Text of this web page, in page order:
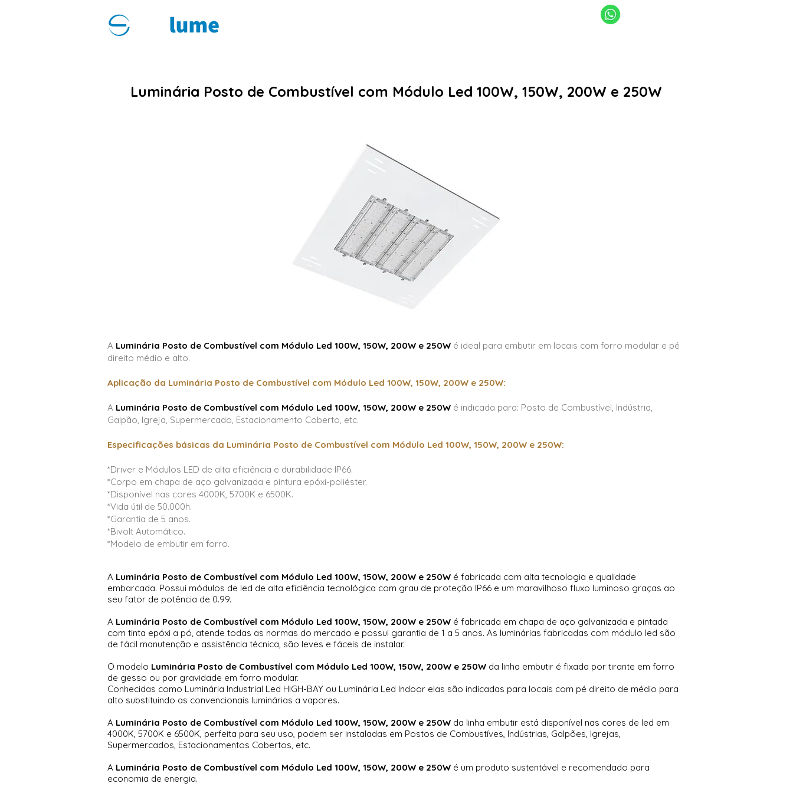
Luminária Posto de Combustível com Módulo Led 100W, 150W, 200W e 250W
A Luminária Posto de Combustível com Módulo Led 100W, 150W, 200W e 250W é ideal para embutir em locais com forro modular e pé
direito médio e alto.
Aplicação da Luminária Posto de Combustível com Módulo Led 100W, 150W, 200W e 250W:
A Luminária Posto de Combustível com Módulo Led 100W, 150W, 200W e 250W é indicada para: Posto de Combustível, Indústria,
Galpão, Igreja, Supermercado, Estacionamento Coberto, etc.
Especificações básicas da Luminária Posto de Combustível com Módulo Led 100W, 150W, 200W e 250W​:
*Driver e Módulos LED de alta eficiência e durabilidade IP66.
*Corpo em chapa de aço galvanizada e pintura epóxi-poliéster.
*Disponível nas cores 4000K, 5700K e 6500K.
*Vida útil de 50.000h.
*Garantia de 5 anos.
*Bivolt Automático.
*Modelo de embutir em forro.
A Luminária Posto de Combustível com Módulo Led 100W, 150W, 200W e 250W é fabricada com alta tecnologia e qualidade
embarcada. Possui módulos de led de alta eficiência tecnológica com grau de proteção IP66 e um maravilhoso fluxo luminoso graças ao
seu fator de potência de 0.99.
A Luminária Posto de Combustível com Módulo Led 100W, 150W, 200W e 250W é fabricada em chapa de aço galvanizada e pintada
com tinta epóxi a pó, atende todas as normas do mercado e possui garantia de 1 a 5 anos. As luminárias fabricadas com módulo led são
de fácil manutenção e assistência técnica, são leves e fáceis de instalar.
O modelo Luminária Posto de Combustível com Módulo Led 100W, 150W, 200W e 250W da linha embutir é fixada por tirante em forro
de gesso ou por gravidade em forro modular.
Conhecidas como Luminária Industrial Led HIGH-BAY ou Luminária Led Indoor elas são indicadas para locais com pé direito de médio para
alto substituindo as convencionais luminárias a vapores.
A Luminária Posto de Combustível com Módulo Led 100W, 150W, 200W e 250W da linha embutir está disponível nas cores de led em
4000K, 5700K e 6500K, perfeita para seu uso, podem ser instaladas em Postos de Combustíves, Indústrias, Galpões, Igrejas,
Supermercados, Estacionamentos Cobertos, etc.
A Luminária Posto de Combustível com Módulo Led 100W, 150W, 200W e 250W é um produto sustentável e recomendado para
economia de energia.